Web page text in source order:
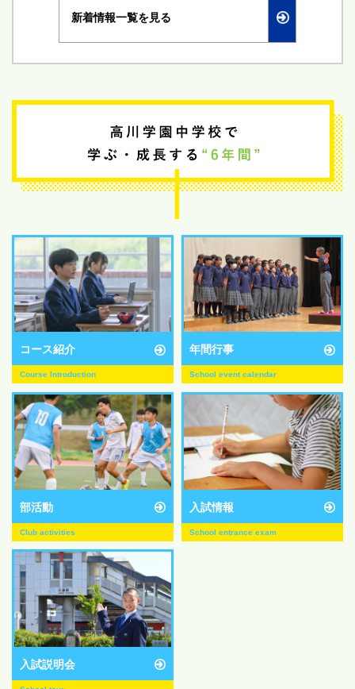
新着情報一覧を見る
コース紹介
Course Introduction
年間行事
School event calendar
部活動
Club activities
入試情報
School entrance exam
入試説明会